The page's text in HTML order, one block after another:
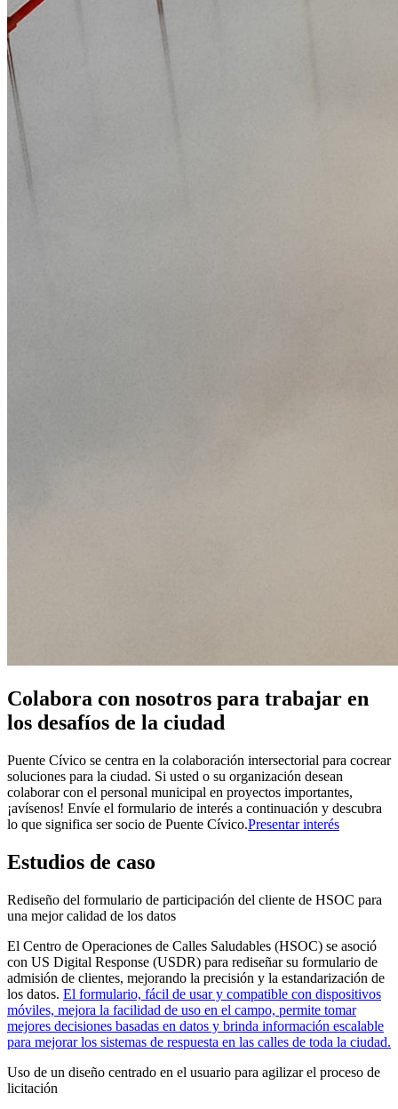
Colabora con nosotros para trabajar en
los desafíos de la ciudad
Puente Cívico se centra en la colaboración intersectorial para cocrear
soluciones para la ciudad. Si usted o su organización desean
colaborar con el personal municipal en proyectos importantes,
¡avísenos! Envíe el formulario de interés a continuación y descubra
lo que significa ser socio de Puente Cívico.Presentar interés
Estudios de caso
Rediseño del formulario de participación del cliente de HSOC para
una mejor calidad de los datos
El Centro de Operaciones de Calles Saludables (HSOC) se asoció
con US Digital Response (USDR) para rediseñar su formulario de
admisión de clientes, mejorando la precisión y la estandarización de
los datos. El formulario, fácil de usar y compatible con dispositivos
móviles, mejora la facilidad de uso en el campo, permite tomar
mejores decisiones basadas en datos y brinda información escalable
para mejorar los sistemas de respuesta en las calles de toda la ciudad.
Uso de un diseño centrado en el usuario para agilizar el proceso de
licitación